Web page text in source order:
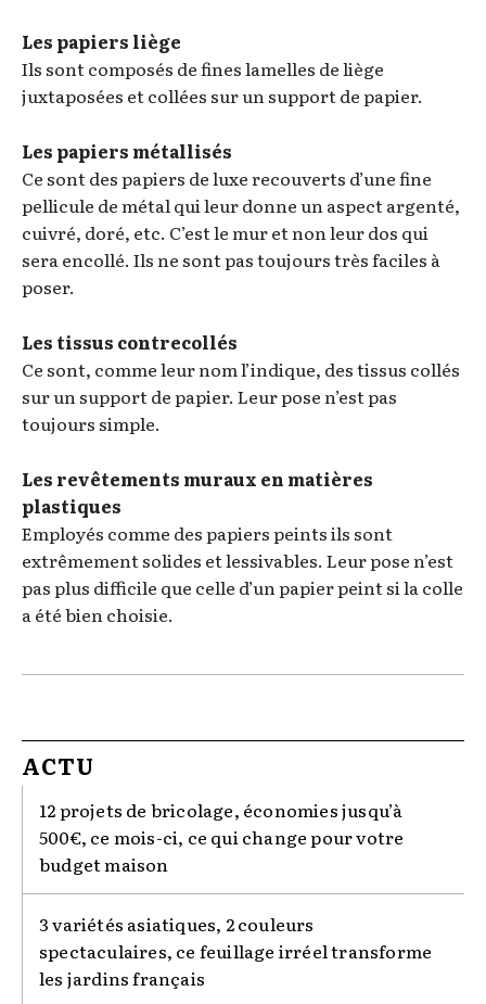
Les papiers liège
Ils sont composés de fines lamelles de liège
juxtaposées et collées sur un support de papier.
Les papiers métallisés
Ce sont des papiers de luxe recouverts d’une fine
pellicule de métal qui leur donne un aspect argenté,
cuivré, doré, etc. C’est le mur et non leur dos qui
sera encollé. Ils ne sont pas toujours très faciles à
poser.
Les tissus contrecollés
Ce sont, comme leur nom l’indique, des tissus collés
sur un support de papier. Leur pose n’est pas
toujours simple.
Les revêtements muraux en matières
plastiques
Employés comme des papiers peints ils sont
extrêmement solides et lessivables. Leur pose n’est
pas plus difficile que celle d’un papier peint si la colle
a été bien choisie.
ACTU
12 projets de bricolage, économies jusqu’à
500€, ce mois-ci, ce qui change pour votre
budget maison
3 variétés asiatiques, 2 couleurs
spectaculaires, ce feuillage irréel transforme
les jardins français